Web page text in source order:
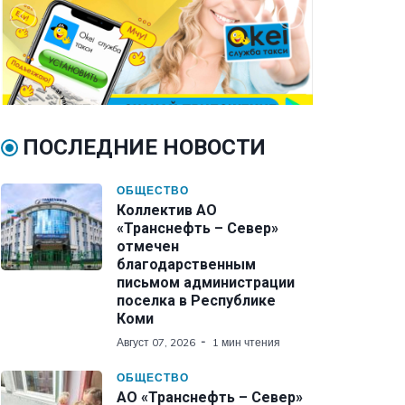
ПОСЛЕДНИЕ НОВОСТИ
ОБЩЕСТВО
Коллектив АО
«Транснефть – Север»
отмечен
благодарственным
письмом администрации
поселка в Республике
Коми
Август 07, 2026 1 мин чтения
ОБЩЕСТВО
АО «Транснефть – Север»